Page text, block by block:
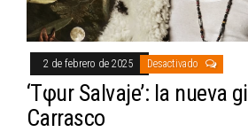
2 de febrero de 2025 Desactivado
‘Tφur Salvaje’: la nueva
Carrasco